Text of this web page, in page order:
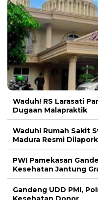
Waduh! RS Larasati
Dugaan Malapraktik
Waduh! Rumah Sakit
Madura Resmi
PWI Pamekasan
Kesehatan Jantung
Gandeng UDD PMI,